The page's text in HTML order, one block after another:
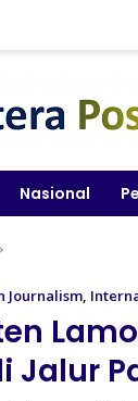
Nasional
Journalism,
Jalur